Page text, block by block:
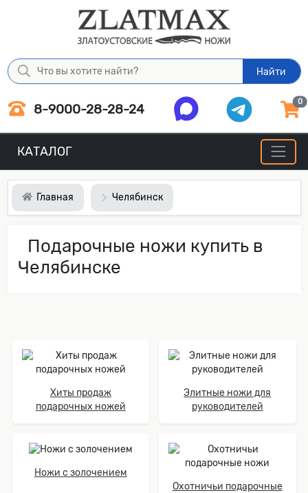
Найти
8-9000-28-28-24 0
КАТАЛОГ
Главная Челябинск
Подарочные ножи купить в
Челябинске
Хиты продаж
подарочных ножей
Элитные ножи для
руководителей
Ножи с золочением
Охотничьи подарочные